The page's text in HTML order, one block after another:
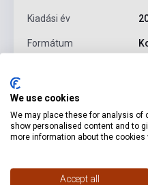
Kiadási év
Formátum
Részletes leírás
HummingArgentine tango
We use cookies
We may place these for analysis of
show personalised content and to
more information about the cookies
Accept all